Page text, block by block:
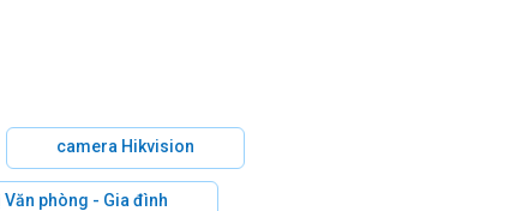
camera Hikvision
Văn phòng - Gia đình